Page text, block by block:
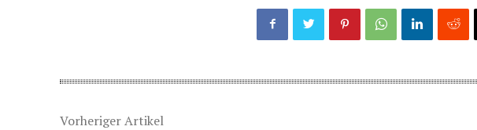
Vorheriger Artikel